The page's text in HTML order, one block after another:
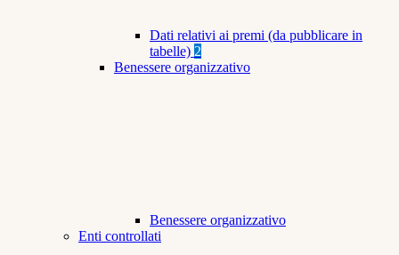
Dati relativi ai premi (da pubblicare in
tabelle) 2
Benessere organizzativo
Benessere organizzativo
Enti controllati